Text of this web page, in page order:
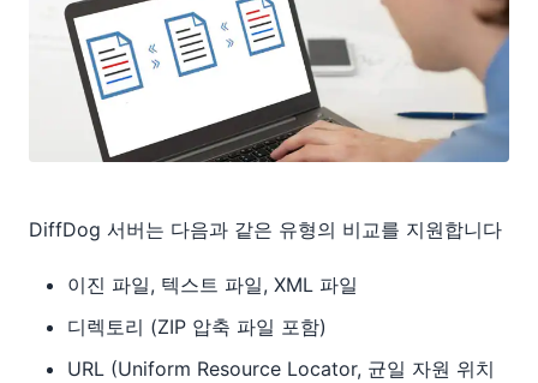
DiffDog 서버는 다음과 같은 유형의 비교를 지원합니다
이진 파일, 텍스트 파일, XML 파일
디렉토리 (ZIP 압축 파일 포함)
URL (Uniform Resource Locator, 균일 자원 위치